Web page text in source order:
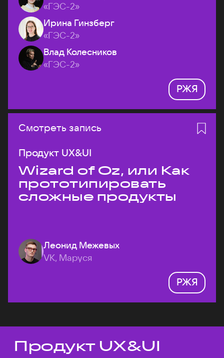
«ГЭС-2»
Ирина Гинзберг
«ГЭС-2»
Влад Колесников
«ГЭС-2»
РЖЯ
Смотреть запись
Продукт UX&UI
Wizard of Oz, или Как
прототипировать
сложные продукты
Леонид Межевых
VK, Маруся
РЖЯ
Темы докладов
Продукт UX&UI